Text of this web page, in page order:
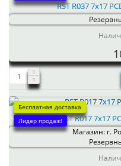
RST R037 7x17
Бесплатная доставка
Лидер продаж!RST R017 7x17
Магазин: г.